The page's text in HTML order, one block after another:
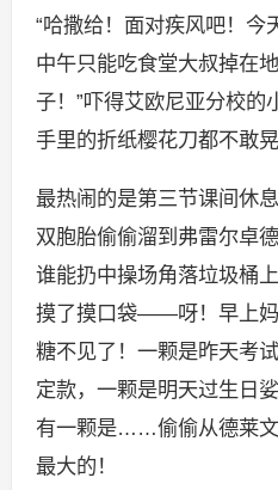
“哈撒给！面对疾风吧！今
中午只能吃食堂大叔掉在
子！”吓得艾欧尼亚分校的
手里的折纸樱花刀都不敢晃
最热闹的是第三节课间休
双胞胎偷偷溜到弗雷尔卓
谁能扔中操场角落垃圾桶
摸了摸口袋——呀！早上
糖不见了！一颗是昨天考
定款，一颗是明天过生日
有一颗是……偷偷从德莱
最大的！